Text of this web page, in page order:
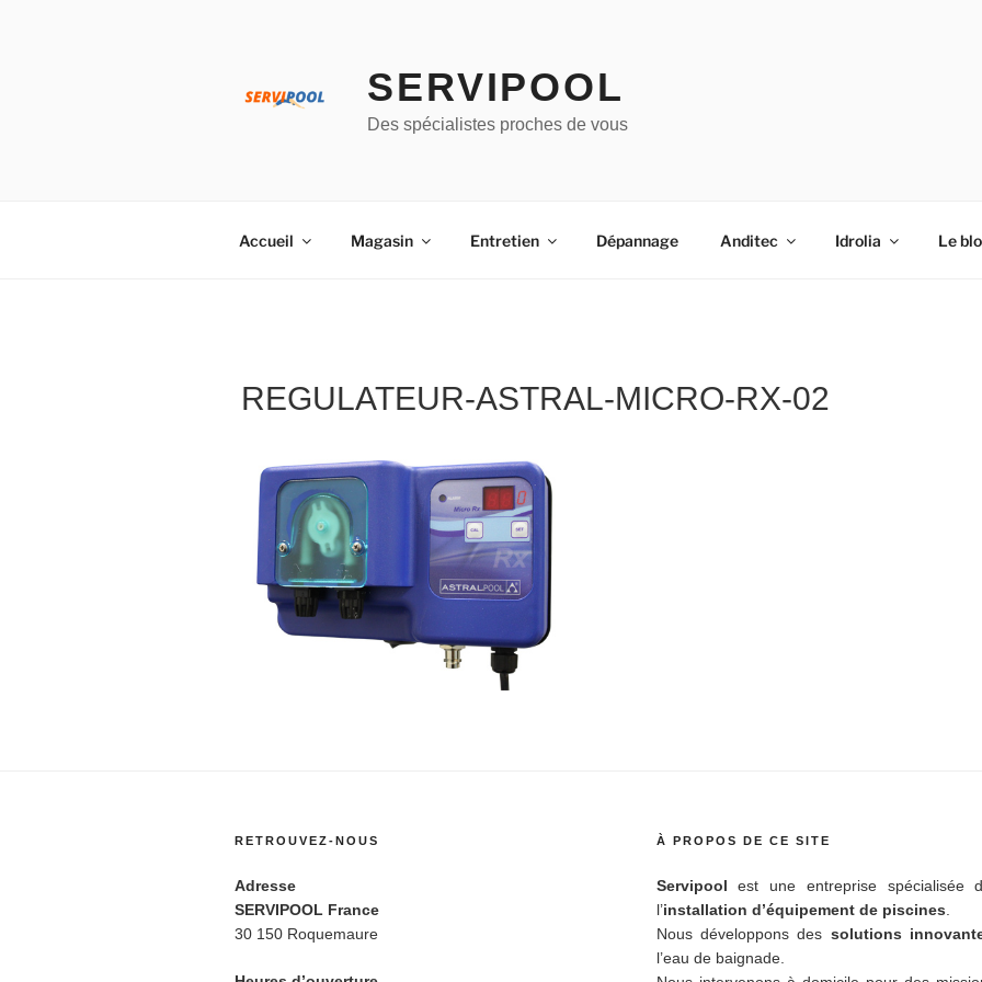
SERVIPOOL
Des spécialistes proches de vous
Accueil Magasin Entretien Dépannage Anditec Idrolia Le
REGULATEUR-ASTRAL-MICRO-RX-02
RETROUVEZ-NOUS
Adresse
SERVIPOOL France
30 150 Roquemaure
À PROPOS DE CE SITE
Servipool est une entreprise spécialisée
l’installation d’équipement de piscines.
Nous développons des solutions
l’eau de baignade.